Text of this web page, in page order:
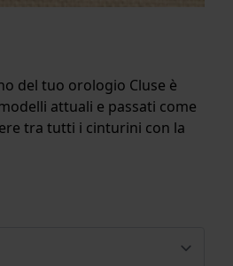
del tuo orologio Cluse è
attuali e passati come
tra tutti i cinturini con la